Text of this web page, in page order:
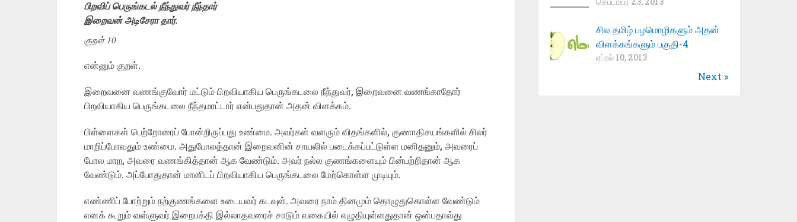
பிறவிப் பெருங்கடல் நீந்துவர் நீந்தார்
இறைவன் அடிசேரா தார்.
குறள் 10
என்னும் குறள்.
இறைவனை வணங்குவோர் மட்டும் பிறவியாகிய பெருங்கடலை நீந்துவர், இறைவனை வணங்காதோர்
பிறவியாகிய பெருங்கடலை நீந்தமாட்டார் என்பதுதான் அதன் விளக்கம்.
பிள்ளைகள் பெற்றோரைப் போன்றிருப்பது உண்மை. அவர்கள் வளரும் விதங்களில், குணாதிசயங்களில் சிலர்
மாறிப்போவதும் உண்மை. அதுபோலத்தான் இறைவனின் சாயலில் படைக்கப்பட்டுள்ள மனிதனும், அவரைப்
போல மாற, அவரை வணங்கித்தான் ஆக வேண்டும். அவர் நல்ல குணங்களையும் பின்பற்றிதான் ஆக
வேண்டும். அப்போதுதான் மானிடப் பிறவியாகிய பெருங்கடலை மேற்கொள்ள முடியும்.
எண்ணிப் போற்றும் நற்குணங்களை உடையவர் கடவுள். அவரை நாம் தினமும் தொழுதுகொள்ள வேண்டும்
எனக் கூறும் வள்ளுவர் இறைபக்தி இல்லாதவரைச் சாடும் வகையில் எழுதியுள்ளதுதான் ஒன்பதாவ்து
சில தமிழ் பழமொழிகளும் அதன்
விளக்கங்களும் பகுதி-4
ஏப்ரல் 10, 2013
Next »